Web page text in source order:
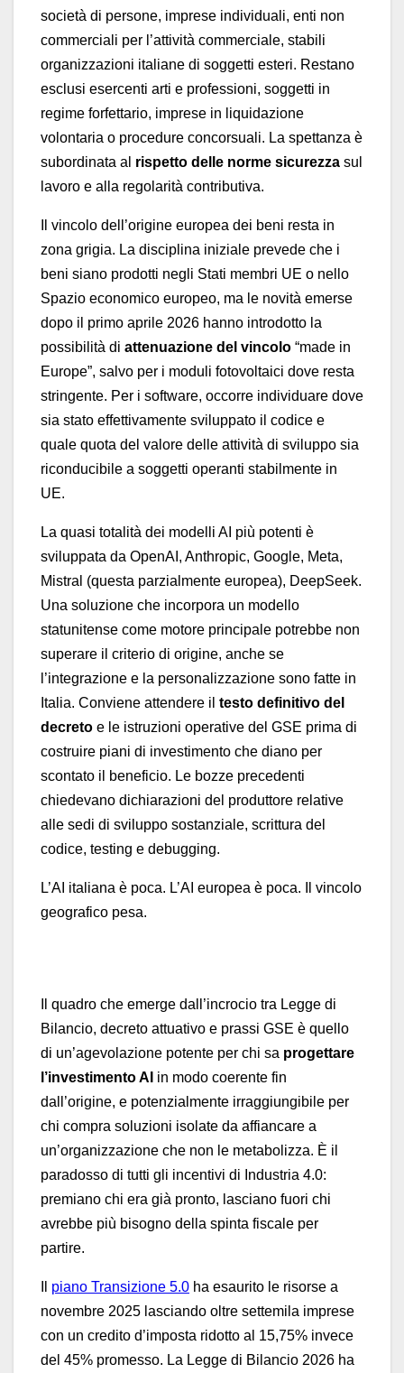
società di persone, imprese individuali, enti non
commerciali per l’attività commerciale, stabili
organizzazioni italiane di soggetti esteri. Restano
esclusi esercenti arti e professioni, soggetti in
regime forfettario, imprese in liquidazione
volontaria o procedure concorsuali. La spettanza è
subordinata al rispetto delle norme sicurezza sul
lavoro e alla regolarità contributiva.
Il vincolo dell’origine europea dei beni resta in
zona grigia. La disciplina iniziale prevede che i
beni siano prodotti negli Stati membri UE o nello
Spazio economico europeo, ma le novità emerse
dopo il primo aprile 2026 hanno introdotto la
possibilità di attenuazione del vincolo “made in
Europe”, salvo per i moduli fotovoltaici dove resta
stringente. Per i software, occorre individuare dove
sia stato effettivamente sviluppato il codice e
quale quota del valore delle attività di sviluppo sia
riconducibile a soggetti operanti stabilmente in
UE.
La quasi totalità dei modelli AI più potenti è
sviluppata da OpenAI, Anthropic, Google, Meta,
Mistral (questa parzialmente europea), DeepSeek.
Una soluzione che incorpora un modello
statunitense come motore principale potrebbe non
superare il criterio di origine, anche se
l’integrazione e la personalizzazione sono fatte in
Italia. Conviene attendere il testo definitivo del
decreto e le istruzioni operative del GSE prima di
costruire piani di investimento che diano per
scontato il beneficio. Le bozze precedenti
chiedevano dichiarazioni del produttore relative
alle sedi di sviluppo sostanziale, scrittura del
codice, testing e debugging.
L’AI italiana è poca. L’AI europea è poca. Il vincolo
geografico pesa.
Il quadro che emerge dall’incrocio tra Legge di
Bilancio, decreto attuativo e prassi GSE è quello
di un’agevolazione potente per chi sa progettare
l’investimento AI in modo coerente fin
dall’origine, e potenzialmente irraggiungibile per
chi compra soluzioni isolate da affiancare a
un’organizzazione che non le metabolizza. È il
paradosso di tutti gli incentivi di Industria 4.0:
premiano chi era già pronto, lasciano fuori chi
avrebbe più bisogno della spinta fiscale per
partire.
piano Transizione 5.0 ha esaurito le risorse a
novembre 2025 lasciando oltre settemila imprese
con un credito d’imposta ridotto al 15,75% invece
del 45% promesso. La Legge di Bilancio 2026 ha